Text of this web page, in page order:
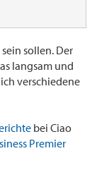
sollen. Der
langsam und
verschiedene
bei Ciao
Premier